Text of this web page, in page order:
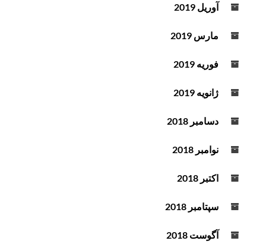
آوریل 2019
مارس 2019
فوریه 2019
ژانویه 2019
دسامبر 2018
نوامبر 2018
اکتبر 2018
سپتامبر 2018
آگوست 2018